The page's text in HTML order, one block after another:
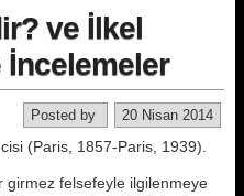
ve İlkel
20 Nisan 2014
Posted by
(Paris, 1857-Paris, 1939).
gir­mez felsefeyle ilgilenmeye